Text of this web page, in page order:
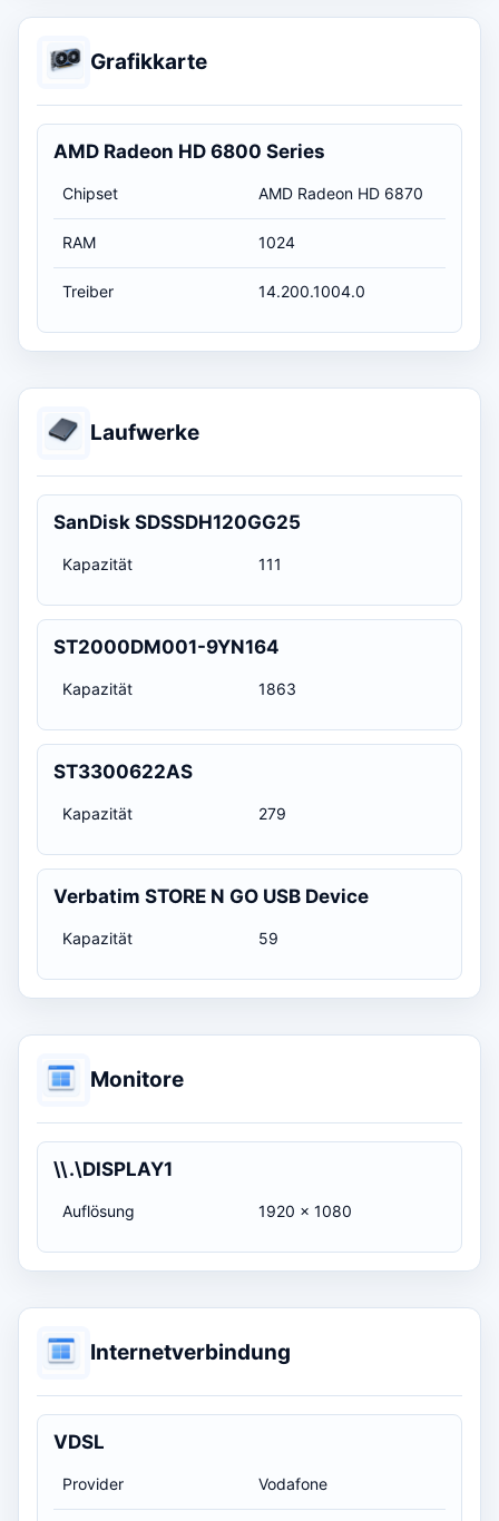
Grafikkarte
AMD Radeon HD 6800 Series
Chipset AMD Radeon HD 6870
RAM 1024
Treiber 14.200.1004.0
Laufwerke
SanDisk SDSSDH120GG25
Kapazität 111
ST2000DM001-9YN164
Kapazität 1863
ST3300622AS
Kapazität 279
Verbatim STORE N GO USB Device
Kapazität 59
Monitore
\\.\DISPLAY1
Auflösung 1920 x 1080
Internetverbindung
VDSL
Provider Vodafone